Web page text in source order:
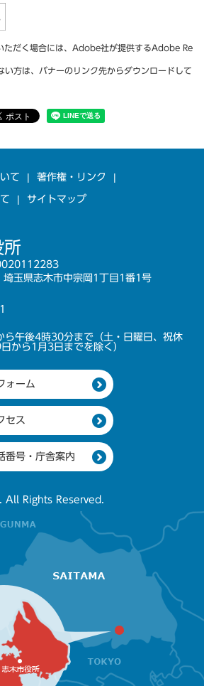
ただく場合には、Adobe社が提供するAdobe Re
方は、バナーのリンク先からダウンロードして
て 著作権・リンク
サイトマップ
所
玉県志木市中宗岡1丁目1番1号
ら午後4時30分まで（土・日曜日、祝休
から1月3日までを除く）
ォーム
セス
番号・庁舎案内
Rights Reserved.